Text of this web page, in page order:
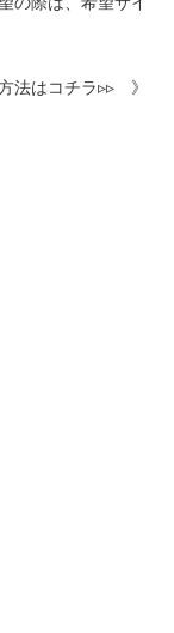
法はコチラ▹▹ 》